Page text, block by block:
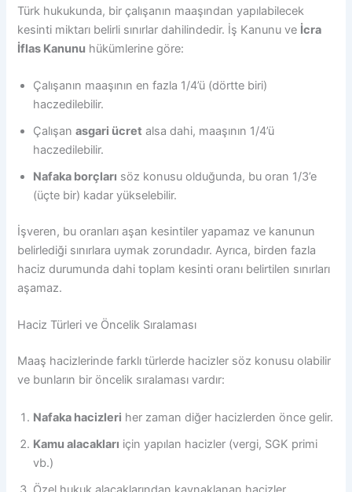
Türk hukukunda, bir çalışanın maaşından yapılabilecek
kesinti miktarı belirli sınırlar dahilindedir. İş Kanunu ve İcra
İflas Kanunu hükümlerine göre:
Çalışanın maaşının en fazla 1/4’ü (dörtte biri)
haczedilebilir.
Çalışanasgari ücret alsa dahi, maaşının 1/4’ü
haczedilebilir.
Nafaka borçları söz konusu olduğunda, bu oran 1/3’e
(üçte bir) kadar yükselebilir.
İşveren, bu oranları aşan kesintiler yapamaz ve kanunun
belirlediği sınırlara uymak zorundadır. Ayrıca, birden fazla
haciz durumunda dahi toplam kesinti oranı belirtilen sınırları
aşamaz.
Haciz Türleri ve Öncelik Sıralaması
Maaş hacizlerinde farklı türlerde hacizler söz konusu olabilir
ve bunların bir öncelik sıralaması vardır:
Nafaka hacizleri her zaman diğer hacizlerden önce gelir.
Kamu alacakları için yapılan hacizler (vergi, SGK primi
vb.)